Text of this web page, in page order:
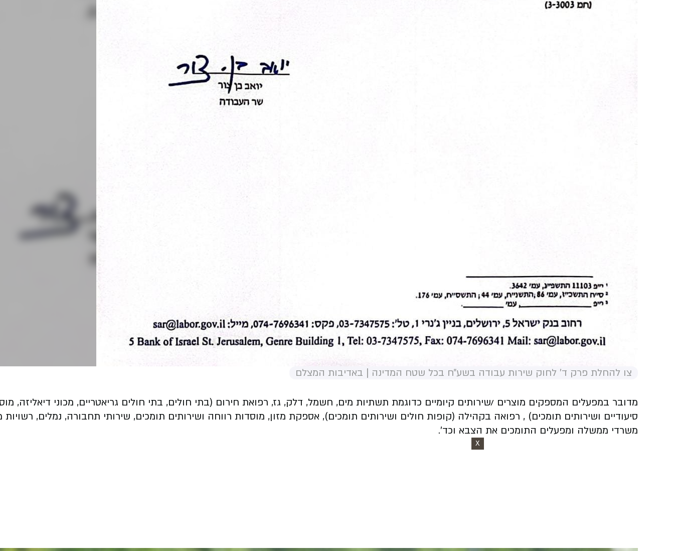
צו להחלת פרק ד' לחוק שירות עבודה בשע״ח בכל שטח המדינה | באדיבות המצלם
מדובר במפעלים המספקים מוצרים /שירותים קיומיים כדוגמת תשתיות מים, חשמל, דלק, גז, רפואת חירום (בתי חולים, בתי חולים גריאטריים, מכוני דיאליזה,
סיעודיים ושירותים תומכים) , רפואה בקהילה (קופות חולים ושירותים תומכים), אספקת מזון, מוסדות רווחה ושירותים תומכים, שירותי תחבורה, נמלים, רשויות
משרדי ממשלה ומפעלים התומכים את הצבא וכד'.
X